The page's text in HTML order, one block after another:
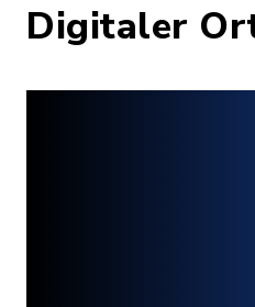
Digitaler